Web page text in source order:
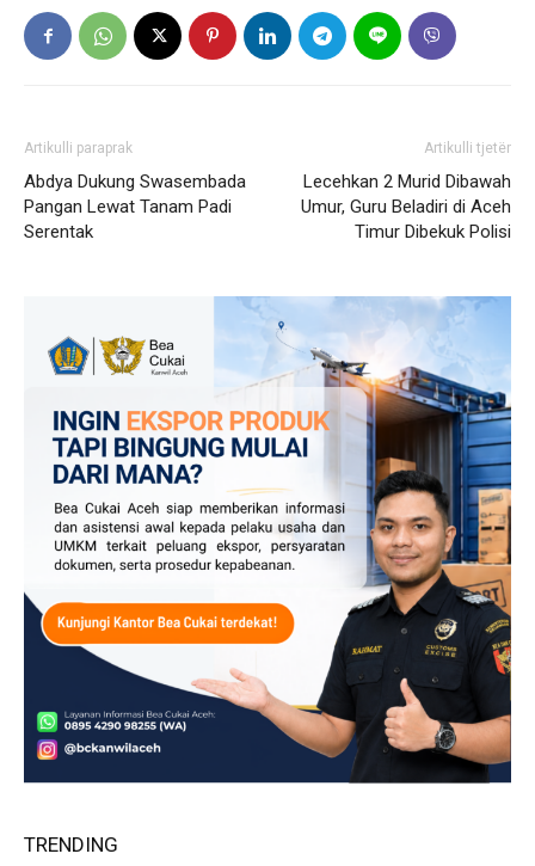
Artikulli paraprak
Abdya Dukung Swasembada
Pangan Lewat Tanam Padi
Serentak
Artikulli tjetër
Lecehkan 2 Murid Dibawah
Umur, Guru Beladiri di Aceh
Timur Dibekuk Polisi
TRENDING